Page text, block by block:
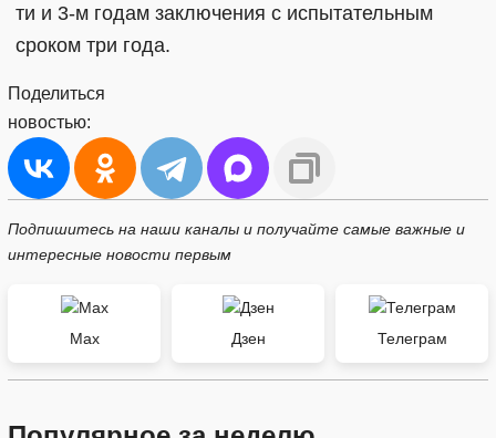
ти и 3-м годам заключения с испытательным
сроком три года.
Поделиться
новостью:
Подпишитесь на наши каналы и получайте самые важные и
интересные новости первым
Max Дзен Телеграм